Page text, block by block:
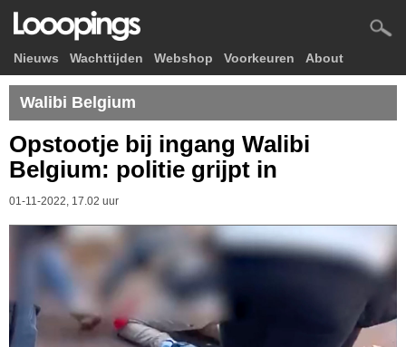
Nieuws Wachttijden Webshop Voorkeuren About
Walibi Belgium
Opstootje bij ingang Walibi
Belgium: politie grijpt in
01-11-2022, 17.02 uur